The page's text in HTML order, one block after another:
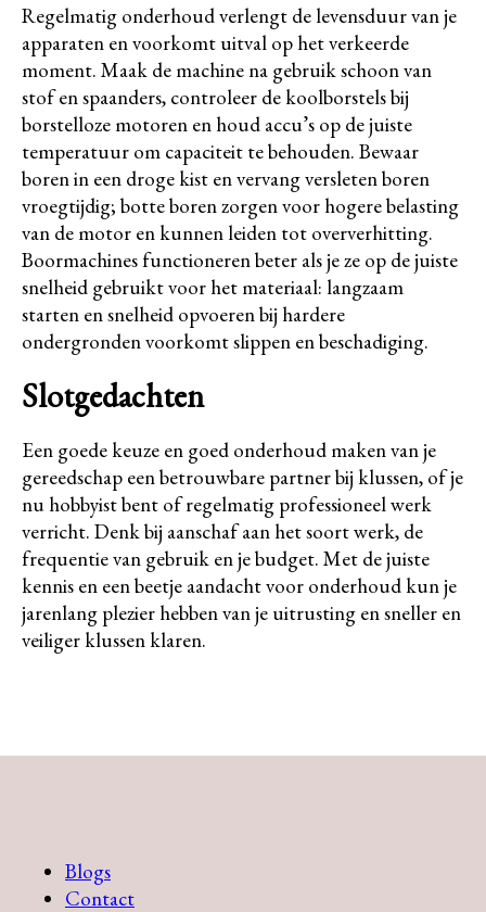
Regelmatig onderhoud verlengt de levensduur van je
apparaten en voorkomt uitval op het verkeerde
moment. Maak de machine na gebruik schoon van
stof en spaanders, controleer de koolborstels bij
borstelloze motoren en houd accu’s op de juiste
temperatuur om capaciteit te behouden. Bewaar
boren in een droge kist en vervang versleten boren
vroegtijdig; botte boren zorgen voor hogere belasting
van de motor en kunnen leiden tot oververhitting.
Boormachines functioneren beter als je ze op de juiste
snelheid gebruikt voor het materiaal: langzaam
starten en snelheid opvoeren bij hardere
ondergronden voorkomt slippen en beschadiging.
Slotgedachten
Een goede keuze en goed onderhoud maken van je
gereedschap een betrouwbare partner bij klussen, of je
nu hobbyist bent of regelmatig professioneel werk
verricht. Denk bij aanschaf aan het soort werk, de
frequentie van gebruik en je budget. Met de juiste
kennis en een beetje aandacht voor onderhoud kun je
jarenlang plezier hebben van je uitrusting en sneller en
veiliger klussen klaren.
Blogs
Contact